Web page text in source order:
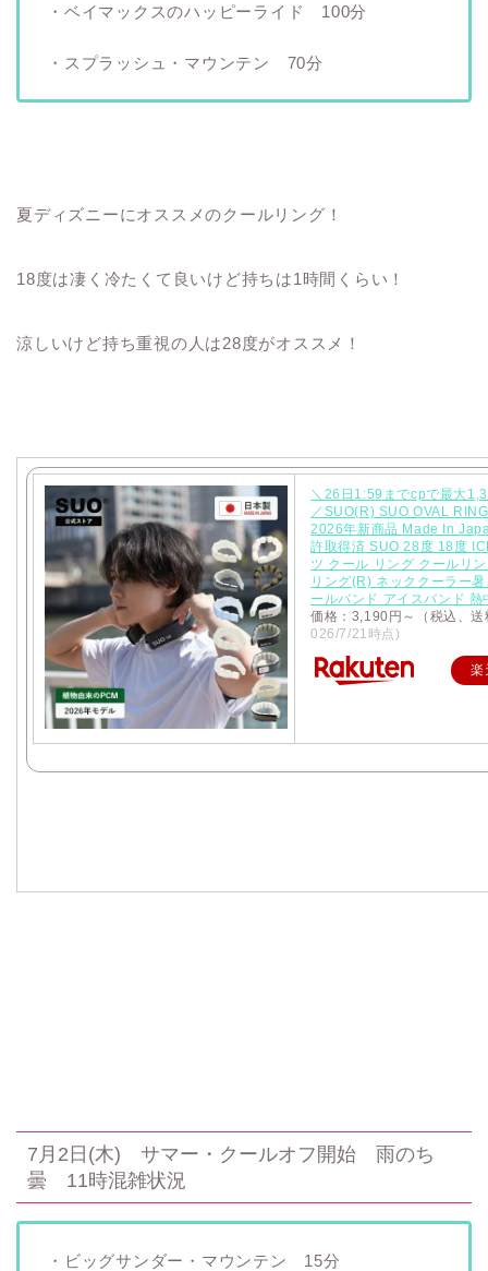
・ベイマックスのハッピーライド 100分
・スプラッシュ・マウンテン 70分
夏ディズニーにオススメのクールリング！
18度は凄く冷たくて良いけど持ちは1時間くらい！
涼しいけど持ち重視の人は28度がオススメ！
＼26日1:59までcpで最大
／SUO(R) SUO OVAL
2026年新商品 Made In
許取得済 SUO 28度 18度
ツ クール リング クールリ
リング(R) ネッククーラー
ールバンド アイスバンド 熱
価格：3,190円～（税込、
026/7/21時点)
楽
7月2日(木) サマー・クールオフ開始 雨のち
曇 11時混雑状況
・ビッグサンダー・マウンテン 15分